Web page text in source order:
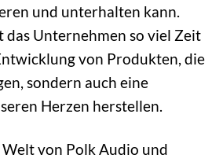
und unterhalten kann.
das Unternehmen so viel Zeit
von Produkten, die
sondern auch eine
Herzen herstellen.
Welt von Polk Audio und